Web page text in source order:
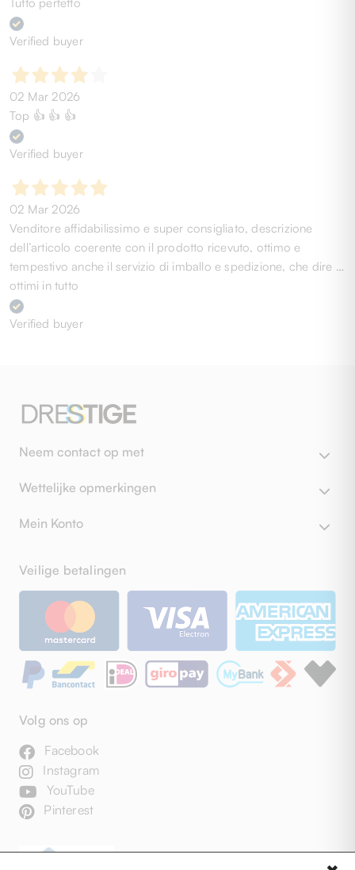
Verified buyer
02 Mar 2026
Top 👍 👍 👍
Verified buyer
02 Mar 2026
Venditore affidabilissimo e super consigliato, descrizione
dell’articolo coerente con il prodotto ricevuto, ottimo e
tempestivo anche il servizio di imballo e spedizione, che dire …
ottimi in tutto
Verified buyer
Neem contact op met
Wettelijke opmerkingen
Mein Konto
Veilige betalingen
Volg ons op
Facebook
Instagram
YouTube
Pinterest